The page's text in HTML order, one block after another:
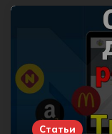
Статьи